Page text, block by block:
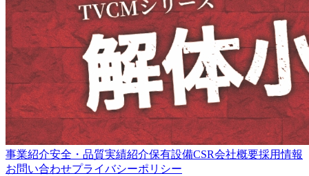
事業紹介安全・品質実績紹介保有設備CSR会社概要採用情報
お問い合わせプライバシーポリシー